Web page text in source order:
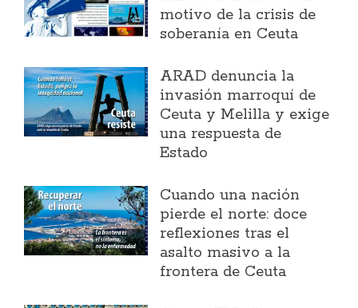
motivo de la crisis de
soberanía en Ceuta
ARAD denuncia la
invasión marroquí de
Ceuta y Melilla y exige
una respuesta de
Estado
Cuando una nación
pierde el norte: doce
reflexiones tras el
asalto masivo a la
frontera de Ceuta